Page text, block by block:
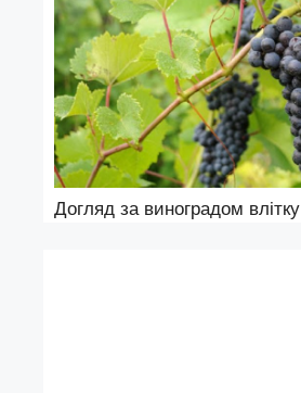
Догляд за виноградом влітку